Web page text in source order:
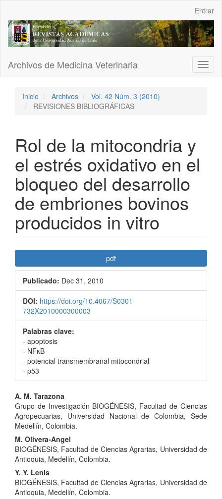
Contenido
principal
Barra
Entrar
Archivos de Medicina Veterinaria
Inicio Archivos
Vol. 42 Núm. 3 (2010)
REVISIONES BIBLIOGRÁFICAS
Rol de la mitocondria y
el estrés oxidativo en el
bloqueo del desarrollo
de embriones bovinos
producidos in vitro
Barra
lateral
del
artículo
pdf
Publicado: Dec 31, 2010
DOI: https://doi.org/10.4067/S0301-
732X2010000300003
Palabras clave:
- apoptosis
- NFκB
- potencial transmembranal mitocondrial
- p53
Contenido
principal
del
artículo
A. M. Tarazona
Grupo de Investigación BIOGÉNESIS, Facultad de Ciencias
Agropecuarias, Universidad Nacional de Colombia, Sede
Medellín, Colombia.
M. Olivera-Angel
BIOGÉNESIS, Facultad de Ciencias Agrarias, Universidad de
Antioquia, Medellín, Colombia.
Y. Y. Lenis
BIOGÉNESIS, Facultad de Ciencias Agrarias, Universidad de
Antioquia, Medellín, Colombia.